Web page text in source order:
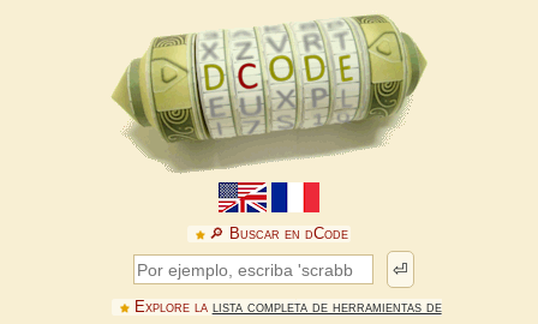
🔎︎ Buscar en dCode
⏎
Explore la lista completa de herramientas de